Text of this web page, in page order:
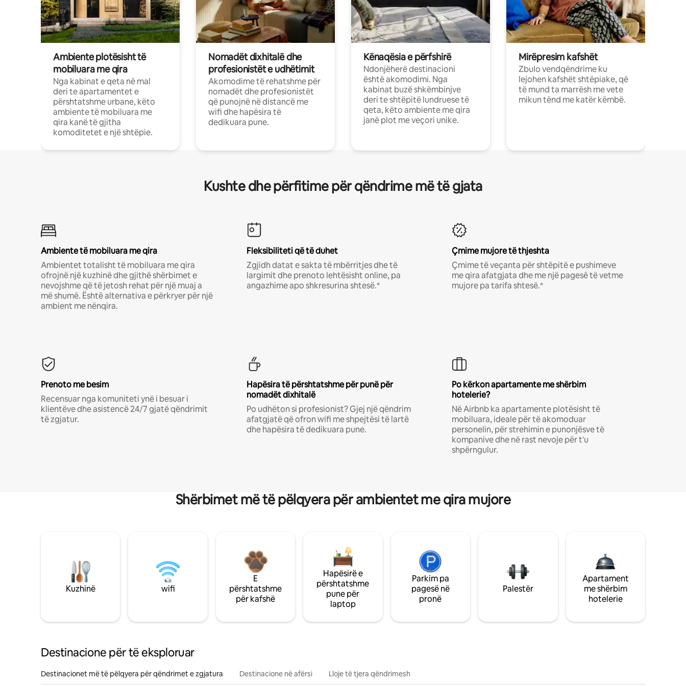
Ambiente plotësisht të
mobiluara me qira
Nga kabinat e qeta në mal
deri te apartamentet e
përshtatshme urbane, këto
ambiente të mobiluara me
qira kanë të gjitha
komoditetet e një shtëpie.
Nomadët dixhitalë dhe
profesionistët e udhëtimit
Akomodime të rehatshme për
nomadët dhe profesionistët
që punojnë në distancë me
wifi dhe hapësira të
dedikuara pune.
Kënaqësia e përfshirë
Ndonjëherë destinacioni
është akomodimi. Nga
kabinat buzë shkëmbinjve
deri te shtëpitë lundruese të
qeta, këto ambiente me qira
janë plot me veçori unike.
Mirëpresim kafshët
Zbulo vendqëndrime ku
lejohen kafshët shtëpiake, që
të mund ta marrësh me vete
mikun tënd me katër këmbë.
Kushte dhe përfitime për qëndrime më të gjata
Ambiente të mobiluara me qira
Ambientet totalisht të mobiluara me qira
ofrojnë një kuzhinë dhe gjithë shërbimet e
nevojshme që të jetosh rehat për një muaj a
më shumë. Është alternativa e përkryer për një
ambient me nënqira.
Fleksibiliteti që të duhet
Zgjidh datat e sakta të mbërritjes dhe të
largimit dhe prenoto lehtësisht online, pa
angazhime apo shkresurina shtesë.*
Çmime mujore të thjeshta
Çmime të veçanta për shtëpitë e pushimeve
me qira afatgjata dhe me një pagesë të vetme
mujore pa tarifa shtesë.*
Prenoto me besim
Recensuar nga komuniteti ynë i besuar i
klientëve dhe asistencë 24/7 gjatë qëndrimit
të zgjatur.
Hapësira të përshtatshme për punë për
nomadët dixhitalë
Po udhëton si profesionist? Gjej një qëndrim
afatgjatë që ofron wifi me shpejtësi të lartë
dhe hapësira të dedikuara pune.
Po kërkon apartamente me shërbim
hotelerie?
Në Airbnb ka apartamente plotësisht të
mobiluara, ideale për të akomoduar
personelin, për strehimin e punonjësve të
kompanive dhe në rast nevoje për t'u
shpërngulur.
Shërbimet më të pëlqyera për ambientet me qira mujore
Kuzhinë wifi
E
përshtatshme
për kafshë
Hapësirë e
përshtatshme
pune për
laptop
Parkim pa
pagesë në
pronë
Palestër
Apartament
me shërbim
hotelerie
Destinacione për të eksploruar
Destinacionet më të pëlqyera për qëndrimet e zgjatura Destinacione në afërsi Lloje të tjera qëndrimesh